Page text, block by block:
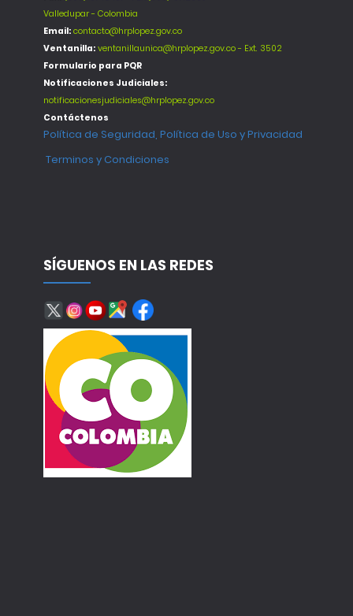
Valledupar - Colombia
Email: contacto@hrplopez.gov.co
Ventanilla: ventanillaunica@hrplopez.gov.co - Ext. 3502
Formulario para PQR
Notificaciones Judiciales:
notificacionesjudiciales@hrplopez.gov.co
Contáctenos
Política de Seguridad, Política de Uso y Privacidad
Terminos y Condiciones
SÍGUENOS EN LAS REDES